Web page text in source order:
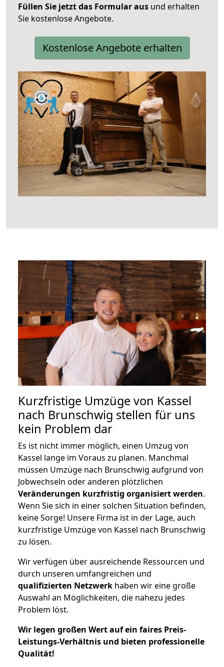
Füllen Sie jetzt das Formular aus und erhalten
Sie kostenlose Angebote.
Kostenlose Angebote erhalten
Kurzfristige Umzüge von Kassel
nach Brunschwig stellen für uns
kein Problem dar
Es ist nicht immer möglich, einen Umzug von
Kassel lange im Voraus zu planen. Manchmal
müssen Umzüge nach Brunschwig aufgrund von
Jobwechseln oder anderen plötzlichen
Veränderungen kurzfristig organisiert werden.
Wenn Sie sich in einer solchen Situation befinden,
keine Sorge! Unsere Firma ist in der Lage, auch
kurzfristige Umzüge von Kassel nach Brunschwig
zu lösen.
Wir verfügen über ausreichende Ressourcen und
durch unseren umfangreichen und
qualifizierten Netzwerk haben wir eine große
Auswahl an Möglichkeiten, die nahezu jedes
Problem löst.
Wir legen großen Wert auf ein faires Preis-
Leistungs-Verhältnis und bieten professionelle
Qualität!